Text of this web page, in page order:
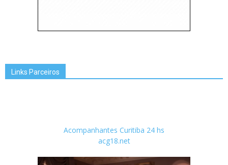
Links Parceiros
Acompanhantes Curitiba 24 hs
acg18.net